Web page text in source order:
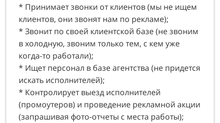
* Принимает звонки от клиентов (мы не ищем
клиентов, они звонят нам по рекламе);
* Звонит по своей клиентской базе (не звоним
в холодную, звоним только тем, с кем уже
когда-то работали);
* Ищет персонал в базе агентства (не придется
искать исполнителей);
* Контролирует выезд исполнителей
(промоутеров) и проведение рекламной акции
(запрашивая фото-отчеты с места работы);